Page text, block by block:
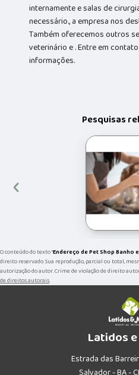
internamente e salas de
necessário., a empresa nos
Também oferecemos outros
veterinário e . Entre em
informações.
Pesquisas
‹
O conteúdo do texto "Endereço de Pet Shop Banho
direito reservado. Sua reprodução, parcial ou total,
autorização do autor. Crime de violação de direito
de direitos autorais.
Latidos
Estrada das